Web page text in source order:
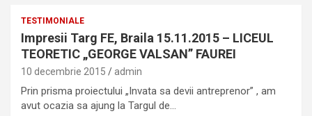
TESTIMONIALE
Impresii Targ FE, Braila 15.11.2015 – LICEUL
TEORETIC „GEORGE VALSAN” FAUREI
10 decembrie 2015 admin
Prin prisma proiectului „Invata sa devii antreprenor” , am
avut ocazia sa ajung la Targul de…